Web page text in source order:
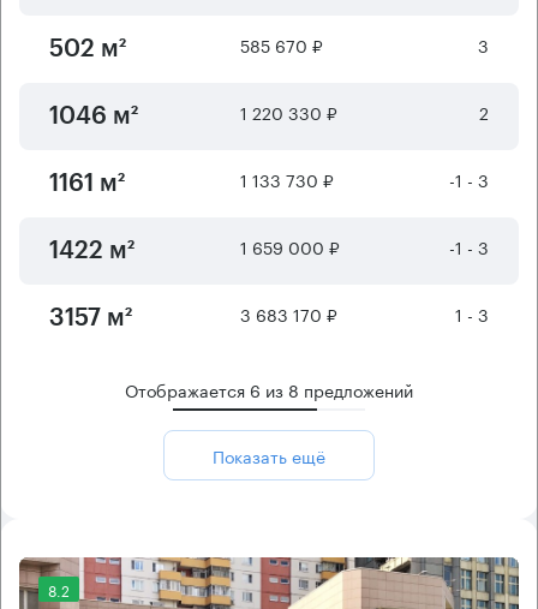
502 м² 585 670 ₽ 3
1046 м² 1 220 330 ₽ 2
1161 м² 1 133 730 ₽ -1 - 3
1422 м² 1 659 000 ₽ -1 - 3
3157 м² 3 683 170 ₽ 1 - 3
Отображается 6 из 8 предложений
Показать ещё
8.2